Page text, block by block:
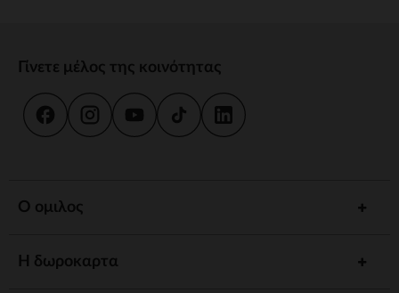
Γίνετε μέλος της κοινότητας
Ο ομιλος
Η δωροκαρτα